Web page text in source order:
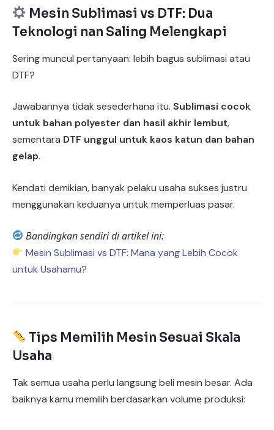
Mesin Sublimasi vs DTF: Dua
Teknologi nan Saling Melengkapi
Sering muncul pertanyaan: lebih bagus sublimasi atau
DTF?
Jawabannya tidak sesederhana itu. Sublimasi cocok
untuk bahan polyester dan hasil akhir lembut,
sementara DTF unggul untuk kaos katun dan bahan
gelap.
Kendati demikian, banyak pelaku usaha sukses justru
menggunakan keduanya untuk memperluas pasar.
Bandingkan sendiri di artikel ini:
Mesin Sublimasi vs DTF: Mana yang Lebih Cocok
untuk Usahamu?
Tips Memilih Mesin Sesuai Skala
Usaha
Tak semua usaha perlu langsung beli mesin besar. Ada
baiknya kamu memilih berdasarkan volume produksi: